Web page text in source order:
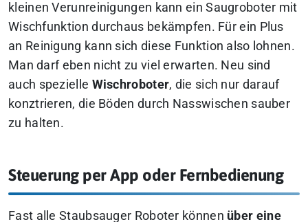
kleinen Verunreinigungen kann ein Saugroboter mit
Wischfunktion durchaus bekämpfen. Für ein Plus
an Reinigung kann sich diese Funktion also lohnen.
Man darf eben nicht zu viel erwarten. Neu sind
auch spezielle Wischroboter, die sich nur darauf
konztrieren, die Böden durch Nasswischen sauber
zu halten.
Steuerung per App oder Fernbedienung
Fast alle Staubsauger Roboter können über eine